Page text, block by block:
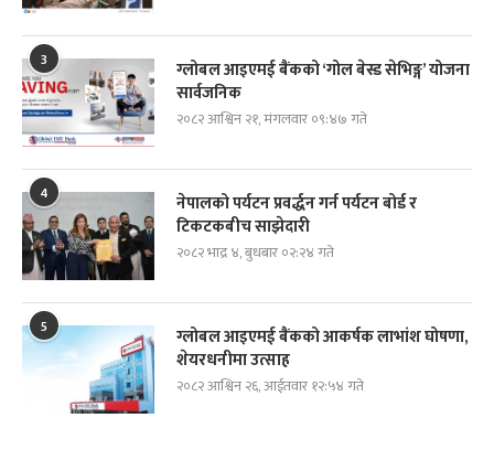
3
ग्लोबल आइएमई बैंकको ‘गोल बेस्ड सेभिङ्ग’ योजना
सार्वजनिक
२०८२ आश्विन २१, मंगलवार ०९:४७ गते
4
नेपालको पर्यटन प्रवर्द्धन गर्न पर्यटन बोर्ड र
टिकटकबीच साझेदारी
२०८२ भाद्र ४, बुधबार ०२:२४ गते
5
ग्लोबल आइएमई बैंकको आकर्षक लाभांश घोषणा,
शेयरधनीमा उत्साह
२०८२ आश्विन २६, आईतवार १२:५४ गते